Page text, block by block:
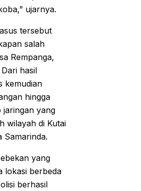
ujarnya.
tersebut
salah
Rempanga,
hasil
kemudian
hingga
jaringan yang
wilayah di Kutai
Samarinda.
yang
lokasi berbeda
berhasil